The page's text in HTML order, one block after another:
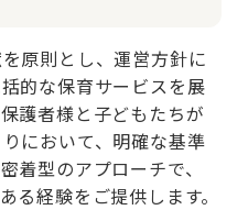
原則とし、運営方針に
的な保育サービスを展
護者様と子どもたちが
において、明確な基準
着型のアプローチで、
る経験をご提供します。